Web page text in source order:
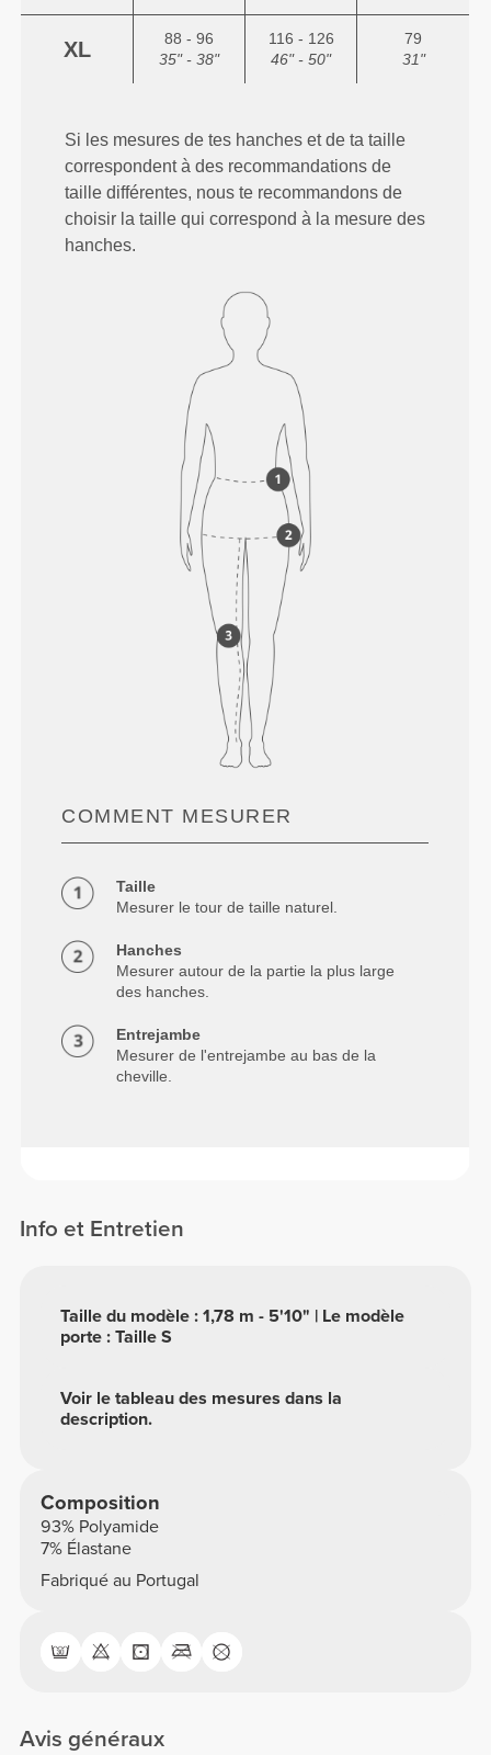
XL
88 - 96
35" - 38"
116 - 126
46" - 50"
79
31"
Si les mesures de tes hanches et de ta taille
correspondent à des recommandations de
taille différentes, nous te recommandons de
choisir la taille qui correspond à la mesure des
hanches.
COMMENT MESURER
Taille
Mesurer le tour de taille naturel.
Hanches
Mesurer autour de la partie la plus large
des hanches.
Entrejambe
Mesurer de l'entrejambe au bas de la
cheville.
Info et Entretien
Voir le tableau des mesures dans la
description.
Taille du modèle : 1,78 m - 5'10" | Le modèle
porte : Taille S
Composition
93% Polyamide
7% Élastane
Fabriqué au Portugal
Avis généraux